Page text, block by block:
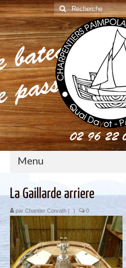
Rechercher
:
Menu
construction : le métier de
Restauration de bateaux bois
Nous contacter
Actualités
La Gaillarde arriere
par Chantier Conrath | | 0